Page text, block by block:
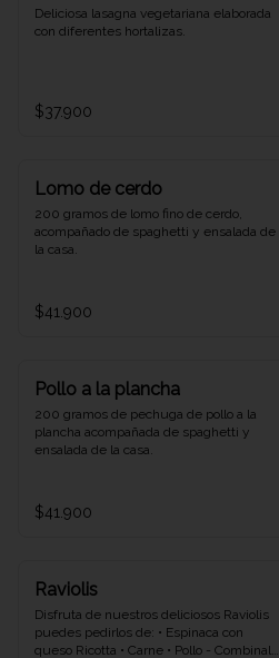
Deliciosa lasagna vegetariana elaborada
con diferentes hortalizas.
$37.900
Lomo de cerdo
200 gramos de lomo fino de cerdo,
acompañado de spaghetti y ensalada de
la casa.
$41.900
Pollo a la plancha
200 gramos de pechuga de pollo a la
plancha acompañada de spaghetti y
ensalada de la casa.
$41.900
Raviolis
Disfruta de nuestros deliciosos Raviolis
puedes pedirlos de: • Espinaca con
queso Ricotta • Carne • Pollo - Combinalo